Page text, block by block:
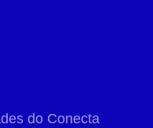
do Conecta